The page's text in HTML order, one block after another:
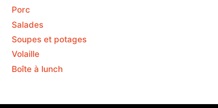
Porc
Salades
Soupes et potages
Volaille
Boîte à lunch